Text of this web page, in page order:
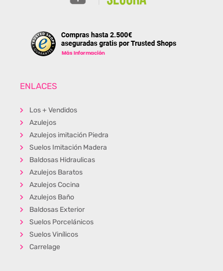
ENLACES
Los + Vendidos
Azulejos
Azulejos imitación Piedra
Suelos Imitación Madera
Baldosas Hidraulicas
Azulejos Baratos
Azulejos Cocina
Azulejos Baño
Baldosas Exterior
Suelos Porcelánicos
Suelos Vinílicos
Carrelage